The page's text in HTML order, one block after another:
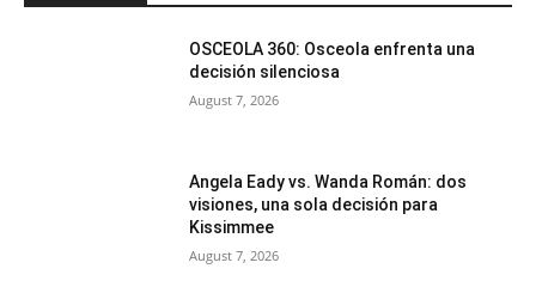
OSCEOLA 360: Osceola enfrenta una
decisión silenciosa
August 7, 2026
Angela Eady vs. Wanda Román: dos
visiones, una sola decisión para
Kissimmee
August 7, 2026